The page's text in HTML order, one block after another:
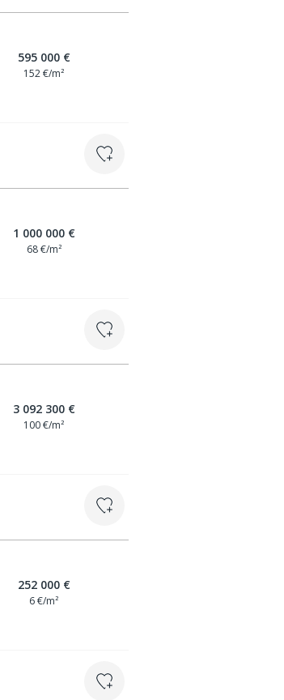
595 000 €
152 €/m²
1 000 000 €
68 €/m²
3 092 300 €
100 €/m²
252 000 €
6 €/m²